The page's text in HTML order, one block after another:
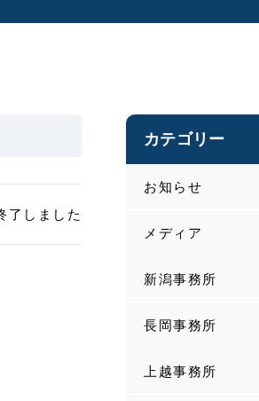
了しました
カテゴリー
お知らせ
メディア
新潟事務所
長岡事務所
上越事務所